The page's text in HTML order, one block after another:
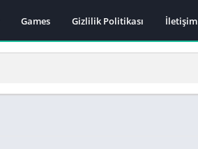
Games Gizlilik Politikası İletişim